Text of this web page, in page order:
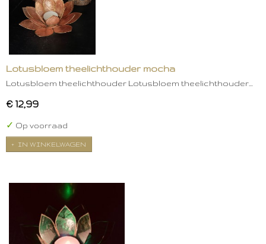
Lotusbloem theelichthouder mocha
Lotusbloem theelichthouder Lotusbloem theelichthouder…
€ 12,99
✓ Op voorraad
IN WINKELWAGEN